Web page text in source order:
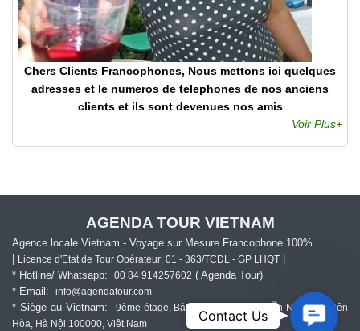
Chers Clients Francophones, Nous mettons ici quelques
adresses et le numeros de telephones de nos anciens
clients et ils sont devenues nos amis
Voir Plus+
AGENDA TOUR VIETNAM
Agence locale Vietnam - Voyage sur Mesure Francophone 100%
Licence d'Etat de Tour Opérateur: 01 - 363/TCDL - GP LHQT
* Hotline/ Whatsapp: 00 84 914257602 ( Agenda Tour)
* Email: info@agendatour.com
* Siège au Vietnam: 9ème étage, Bâtiment 169 Đ. Nguyễn Ngọc Vũ, Yên
Hòa, Hà Nội 100000, Viêt Nam
Contact
Contact Us